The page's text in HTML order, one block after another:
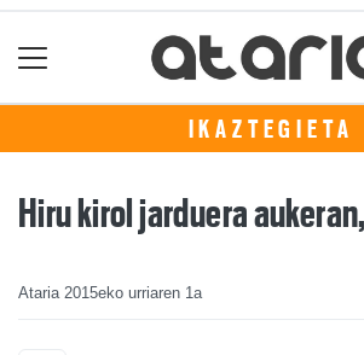
IKAZTEGIETA
Hiru kirol jarduera
Ataria 2015eko urriaren 1a